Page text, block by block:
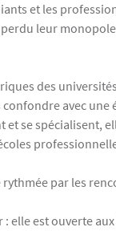
et les
leur
des
avec
et se spécialisent,
par les
: elle est ouverte